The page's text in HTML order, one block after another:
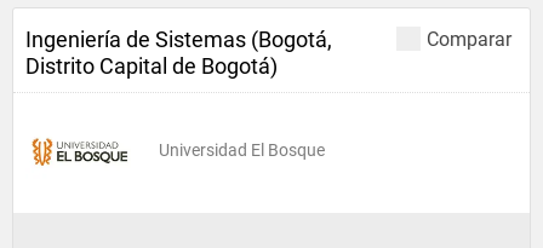
Comparar
Ingeniería de Sistemas (Bogotá,
Distrito Capital de Bogotá)
Universidad El Bosque